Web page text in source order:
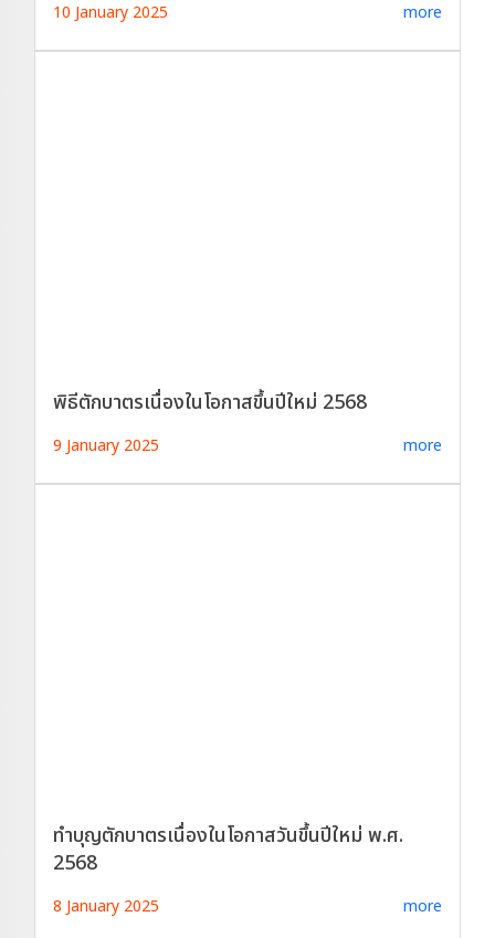
10 January 2025 more
พิธีตักบาตรเนื่องในโอกาสขึ้นปีใหม่ 2568
9 January 2025 more
ทำบุญตักบาตรเนื่องในโอกาสวันขึ้นปีใหม่ พ.ศ.
2568
8 January 2025 more